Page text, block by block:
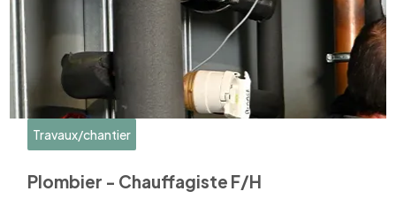
Travaux/chantier
Plombier - Chauffagiste F/H